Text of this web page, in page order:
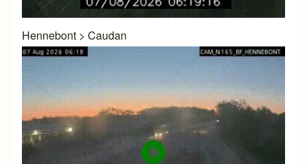
Hennebont > Caudan